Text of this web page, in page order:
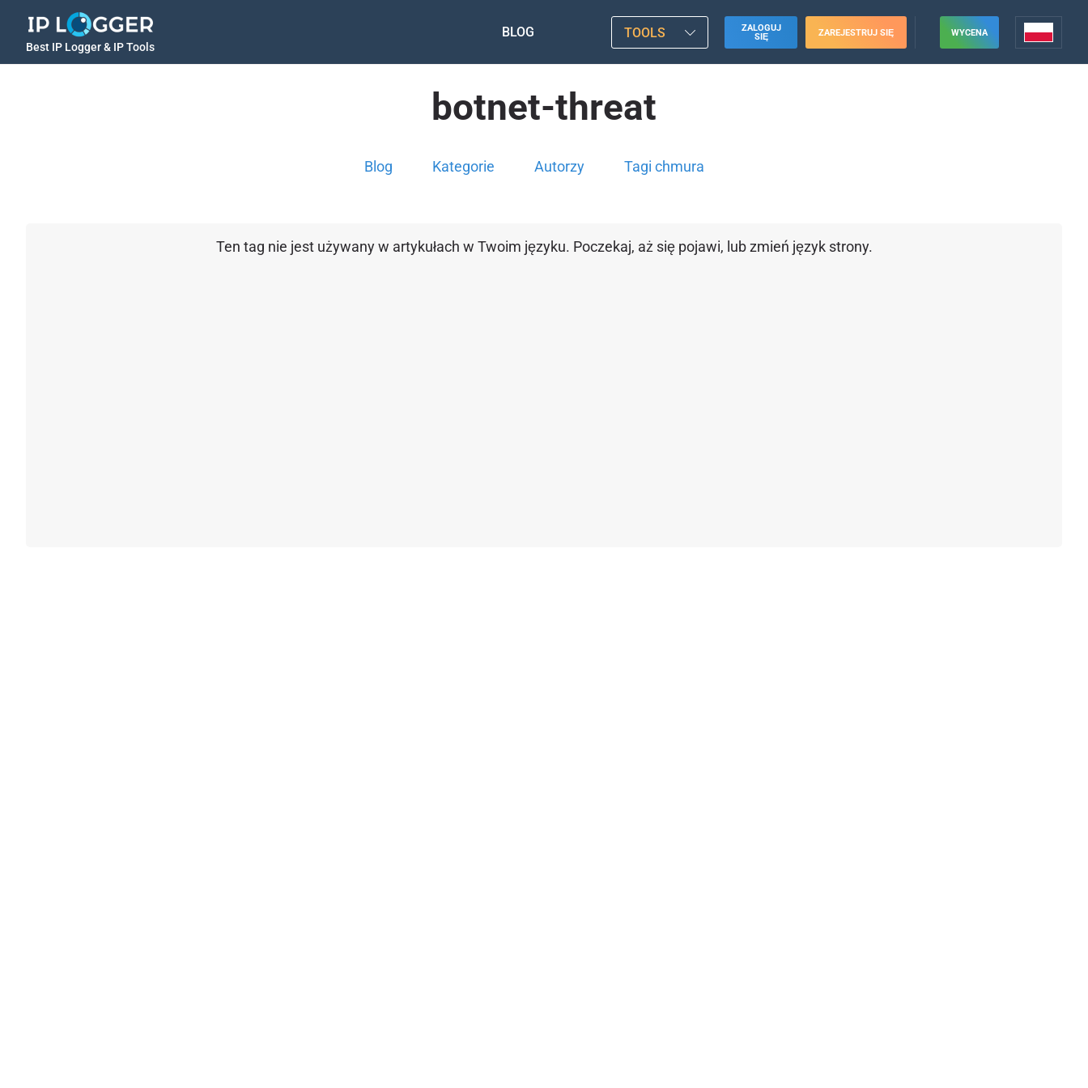
Best IP Logger & IP Tools
BLOG TOOLS
ZALOGUJ
SIĘ
ZAREJESTRUJ SIĘ WYCENA
botnet-threat
Blog Kategorie Autorzy Tagi chmura